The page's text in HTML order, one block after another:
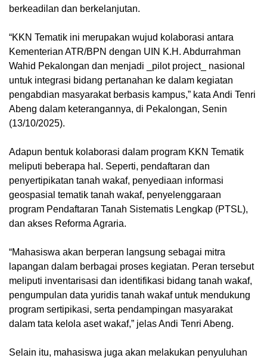
berkeadilan dan berkelanjutan.
“KKN Tematik ini merupakan wujud kolaborasi antara
Kementerian ATR/BPN dengan UIN K.H. Abdurrahman
Wahid Pekalongan dan menjadi _pilot project_ nasional
untuk integrasi bidang pertanahan ke dalam kegiatan
pengabdian masyarakat berbasis kampus,” kata Andi Tenri
Abeng dalam keterangannya, di Pekalongan, Senin
(13/10/2025).
Adapun bentuk kolaborasi dalam program KKN Tematik
meliputi beberapa hal. Seperti, pendaftaran dan
penyertipikatan tanah wakaf, penyediaan informasi
geospasial tematik tanah wakaf, penyelenggaraan
program Pendaftaran Tanah Sistematis Lengkap (PTSL),
dan akses Reforma Agraria.
“Mahasiswa akan berperan langsung sebagai mitra
lapangan dalam berbagai proses kegiatan. Peran tersebut
meliputi inventarisasi dan identifikasi bidang tanah wakaf,
pengumpulan data yuridis tanah wakaf untuk mendukung
program sertipikasi, serta pendampingan masyarakat
dalam tata kelola aset wakaf,” jelas Andi Tenri Abeng.
Selain itu, mahasiswa juga akan melakukan penyuluhan